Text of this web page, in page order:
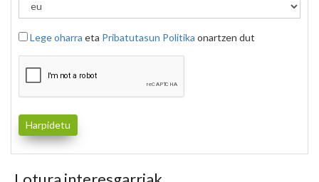
Lege oharra eta Pribatutasun Politika onartzen dut